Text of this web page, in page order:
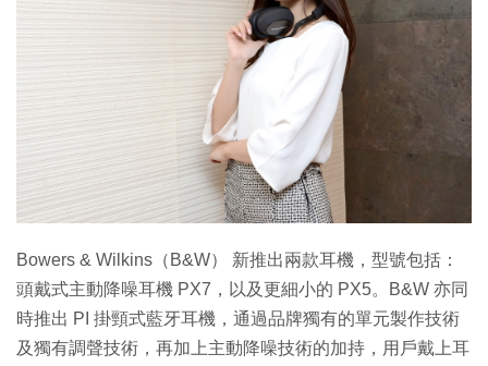
IT Times
生成式AI與雲端應用
Enterprise Digital Transformation
特集
Bowers & Wilkins（B&W） 新推出兩款耳機，型號包括：
頭戴式主動降噪耳機 PX7，以及更細小的 PX5。B&W 亦同
時推出 PI 掛頸式藍牙耳機，通過品牌獨有的單元製作技術
及獨有調聲技術，再加上主動降噪技術的加持，用戶戴上耳